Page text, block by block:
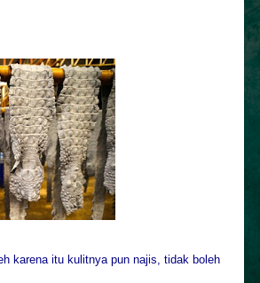
karena itu kulitnya pun najis, tidak boleh